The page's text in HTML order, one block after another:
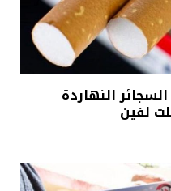
النهاردة